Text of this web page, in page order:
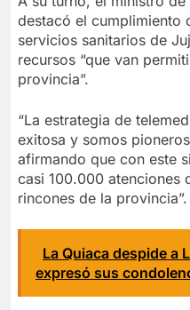
destacó el cumplimiento
servicios sanitarios de
recursos “que van
provincia”.
“La estrategia de
exitosa y somos
afirmando que con este
casi 100.000 atenciones
rincones de la provincia”.
La Quiaca despide a
expresó sus